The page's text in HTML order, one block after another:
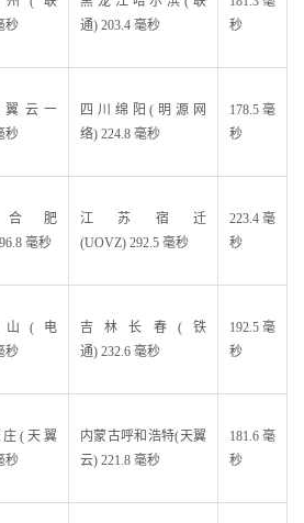
秒
通) 203.4 毫秒
秒
云一
秒
四川绵阳(明源网
络) 224.8 毫秒
178.5 毫
秒
肥
毫秒
江苏宿迁
(UOVZ) 292.5 毫秒
223.4 毫
秒
山(电
秒
吉林长春(铁
通) 232.6 毫秒
192.5 毫
秒
(天翼
秒
内蒙古呼和浩特(天翼
云) 221.8 毫秒
181.6 毫
秒